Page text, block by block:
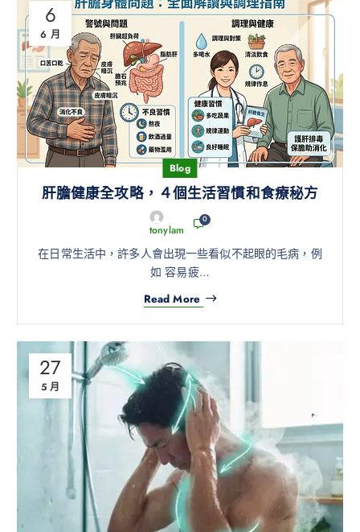
6
6 月
Blog
肝膽健康全攻略，４個生活習慣和食療秘方
tonylam
0
在日常生活中，許多人會出現一些看似不起眼的毛病，例
如 容易疲…
Read More
27
5 月